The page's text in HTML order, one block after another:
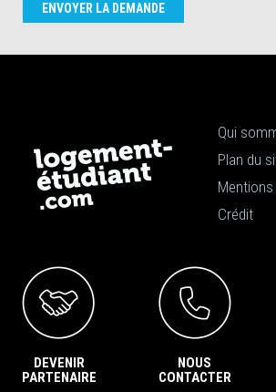
ENVOYER LA DEMANDE
Qui
Plan du
Crédit
DEVENIR
PARTENAIRE
NOUS
CONTACTER